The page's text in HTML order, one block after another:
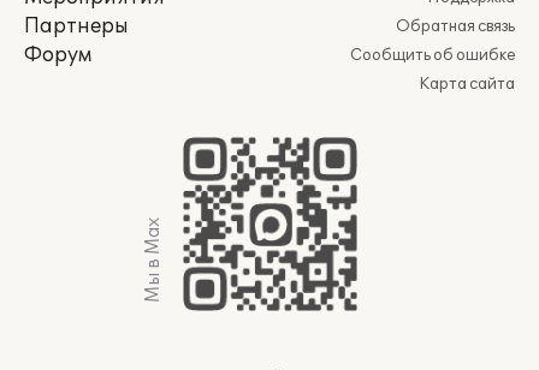
Партнеры
Форум
Обратная связь
Сообщить об ошибке
Карта сайта
Мы в Max